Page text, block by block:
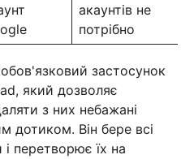
акаунтів не
потрібно
застосунок
який дозволяє
з них небажані
дотиком. Він бере всі
і перетворює їх на